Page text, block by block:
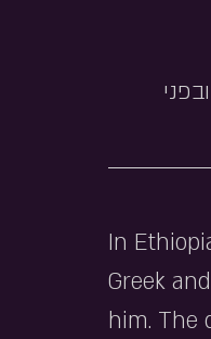
In
Greek
him. The